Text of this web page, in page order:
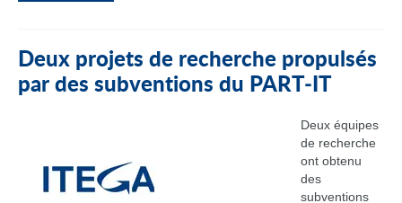
Deux projets de recherche propulsés
par des subventions du PART‑IT
Deux équipes
de recherche
ont obtenu
des
subventions